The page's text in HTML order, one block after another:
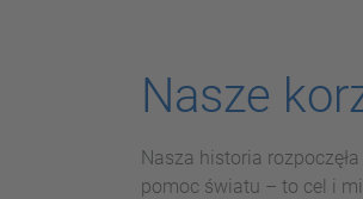
Nasze
Nasza historia
pomoc światu – to cel i